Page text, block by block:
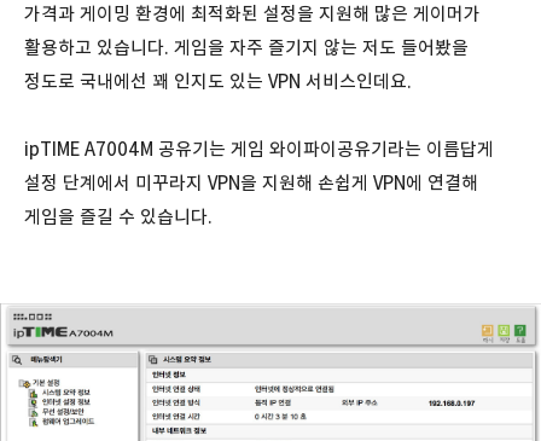
가격과 게이밍 환경에 최적화된 설정을 지원해 많은 게이머가
활용하고 있습니다. 게임을 자주 즐기지 않는 저도 들어봤을
정도로 국내에선 꽤 인지도 있는 VPN 서비스인데요.
ipTIME A7004M 공유기는 게임 와이파이공유기라는 이름답게
설정 단계에서 미꾸라지 VPN을 지원해 손쉽게 VPN에 연결해
게임을 즐길 수 있습니다.